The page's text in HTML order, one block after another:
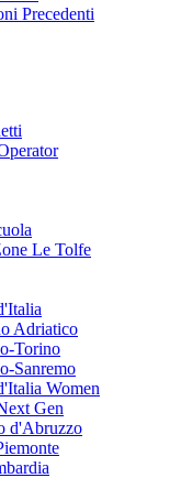
Precedenti
Le Tolfe
Adriatico
Torino
Sanremo
Women
Gen
d'Abruzzo